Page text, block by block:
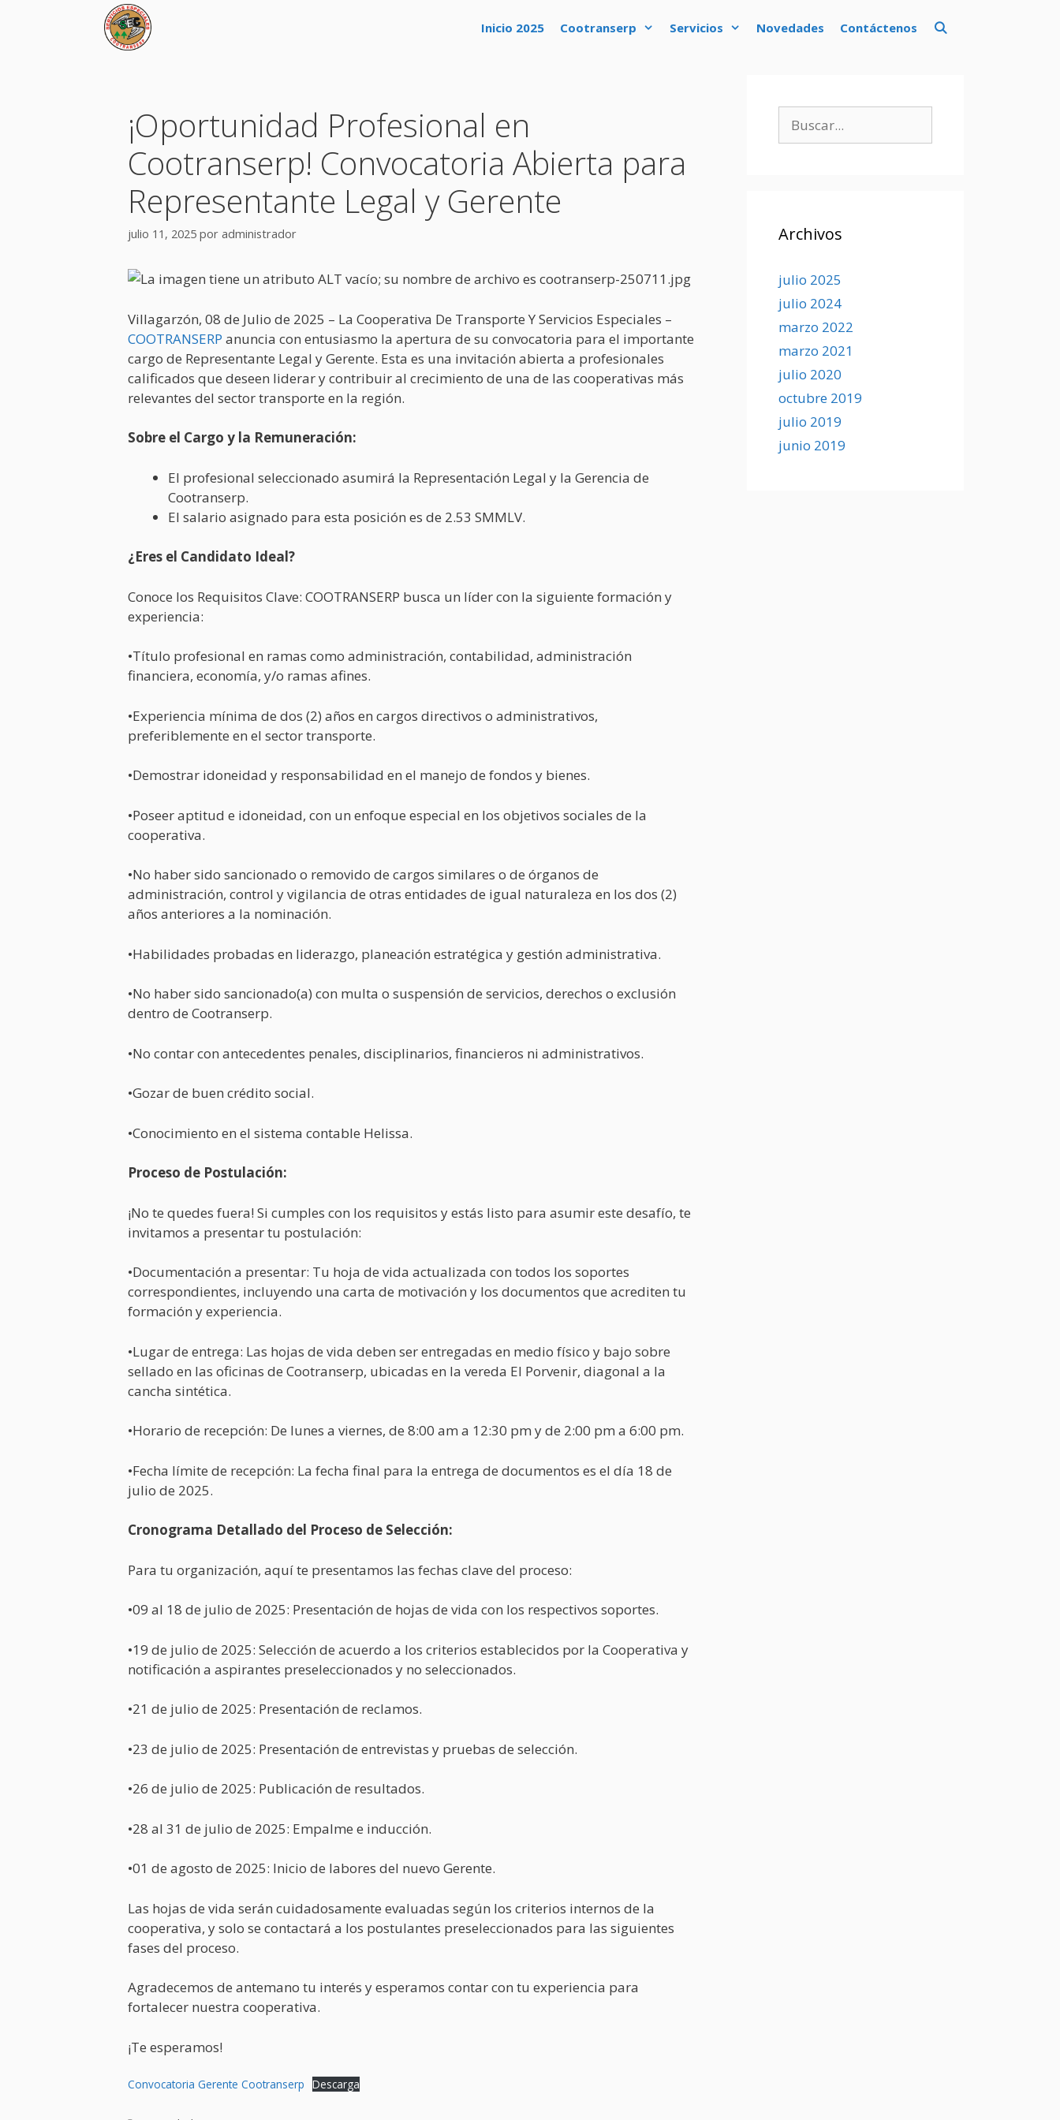
Inicio 2025 Cootranserp Servicios Novedades Contáctenos
¡Oportunidad Profesional en
Cootranserp! Convocatoria Abierta para
Representante Legal y Gerente
julio 11, 2025 por administrador
Villagarzón, 08 de Julio de 2025 – La Cooperativa De Transporte Y Servicios Especiales –
COOTRANSERP anuncia con entusiasmo la apertura de su convocatoria para el importante
cargo de Representante Legal y Gerente. Esta es una invitación abierta a profesionales
calificados que deseen liderar y contribuir al crecimiento de una de las cooperativas más
relevantes del sector transporte en la región.
Sobre el Cargo y la Remuneración:
El profesional seleccionado asumirá la Representación Legal y la Gerencia de
Cootranserp.
El salario asignado para esta posición es de 2.53 SMMLV.
¿Eres el Candidato Ideal?
Conoce los Requisitos Clave: COOTRANSERP busca un líder con la siguiente formación y
experiencia:
•Título profesional en ramas como administración, contabilidad, administración
financiera, economía, y/o ramas afines.
•Experiencia mínima de dos (2) años en cargos directivos o administrativos,
preferiblemente en el sector transporte.
•Demostrar idoneidad y responsabilidad en el manejo de fondos y bienes.
•Poseer aptitud e idoneidad, con un enfoque especial en los objetivos sociales de la
cooperativa.
•No haber sido sancionado o removido de cargos similares o de órganos de
administración, control y vigilancia de otras entidades de igual naturaleza en los dos (2)
años anteriores a la nominación.
•Habilidades probadas en liderazgo, planeación estratégica y gestión administrativa.
•No haber sido sancionado(a) con multa o suspensión de servicios, derechos o exclusión
dentro de Cootranserp.
•No contar con antecedentes penales, disciplinarios, financieros ni administrativos.
•Gozar de buen crédito social.
•Conocimiento en el sistema contable Helissa.
Proceso de Postulación:
¡No te quedes fuera! Si cumples con los requisitos y estás listo para asumir este desafío, te
invitamos a presentar tu postulación:
•Documentación a presentar: Tu hoja de vida actualizada con todos los soportes
correspondientes, incluyendo una carta de motivación y los documentos que acrediten tu
formación y experiencia.
•Lugar de entrega: Las hojas de vida deben ser entregadas en medio físico y bajo sobre
sellado en las oficinas de Cootranserp, ubicadas en la vereda El Porvenir, diagonal a la
cancha sintética.
•Horario de recepción: De lunes a viernes, de 8:00 am a 12:30 pm y de 2:00 pm a 6:00 pm.
•Fecha límite de recepción: La fecha final para la entrega de documentos es el día 18 de
julio de 2025.
Cronograma Detallado del Proceso de Selección:
Para tu organización, aquí te presentamos las fechas clave del proceso:
•09 al 18 de julio de 2025: Presentación de hojas de vida con los respectivos soportes.
•19 de julio de 2025: Selección de acuerdo a los criterios establecidos por la Cooperativa y
notificación a aspirantes preseleccionados y no seleccionados.
•21 de julio de 2025: Presentación de reclamos.
•23 de julio de 2025: Presentación de entrevistas y pruebas de selección.
•26 de julio de 2025: Publicación de resultados.
•28 al 31 de julio de 2025: Empalme e inducción.
•01 de agosto de 2025: Inicio de labores del nuevo Gerente.
Las hojas de vida serán cuidadosamente evaluadas según los criterios internos de la
cooperativa, y solo se contactará a los postulantes preseleccionados para las siguientes
fases del proceso.
Agradecemos de antemano tu interés y esperamos contar con tu experiencia para
fortalecer nuestra cooperativa.
¡Te esperamos!
Convocatoria Gerente Cootranserp Descarga
Archivos
julio 2025
julio 2024
marzo 2022
marzo 2021
julio 2020
octubre 2019
julio 2019
junio 2019